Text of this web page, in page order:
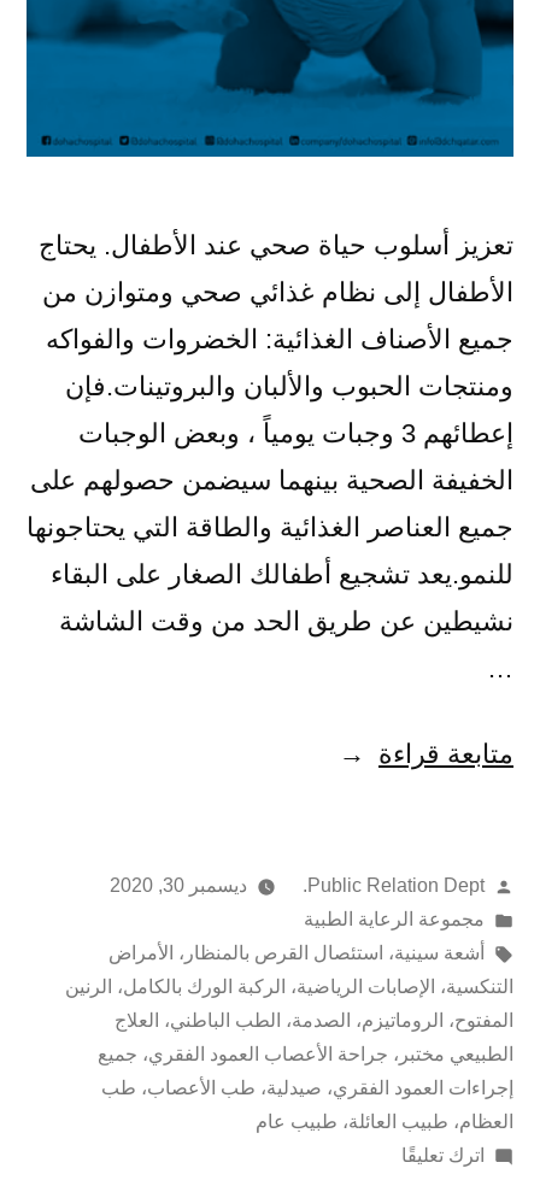
تعزيز أسلوب حياة صحي عند الأطفال. يحتاج
الأطفال إلى نظام غذائي صحي ومتوازن من
جميع الأصناف الغذائية: الخضروات والفواكه
ومنتجات الحبوب والألبان والبروتينات.فإن
إعطائهم 3 وجبات يومياً ، وبعض الوجبات
الخفيفة الصحية بينهما سيضمن حصولهم على
جميع العناصر الغذائية والطاقة التي يحتاجونها
للنمو.يعد تشجيع أطفالك الصغار على البقاء
نشيطين عن طريق الحد من وقت الشاشة
…
متابعة قراءة
Public Relation Dept.
ديسمبر 30, 2020
مجموعة الرعاية الطبية
أشعة سينية، استئصال القرص بالمنظار ، الأمراض
التنكسية، الإصابات الرياضية، الركبة الورك بالكامل، الرنين
المفتوح، الروماتيزم، الصدمة، الطب الباطني، العلاج
الطبيعي مختبر ، جراحة الأعصاب العمود الفقري، جميع
إجراءات العمود الفقري، صيدلية، طب الأعصاب، طب
العظام، طبيب العائلة، طبيب عام
اترك تعليقًا